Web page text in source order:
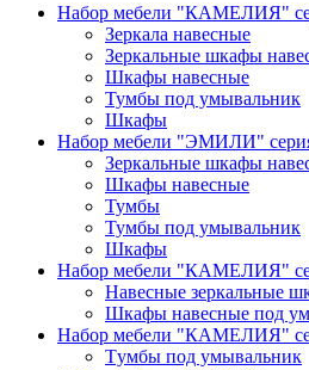
Набор мебели "КАМЕЛИЯ"
Зеркала навесные
Зеркальные шкафы
Шкафы навесные
Тумбы под умывальник
Шкафы
Набор мебели "ЭМИЛИ"
Зеркальные шкафы
Шкафы навесные
Тумбы
Тумбы под умывальник
Шкафы
Набор мебели "КАМЕЛИЯ"
Навесные зеркальные
Шкафы навесные под
Набор мебели "КАМЕЛИЯ"
Тyмбы под yмывальник